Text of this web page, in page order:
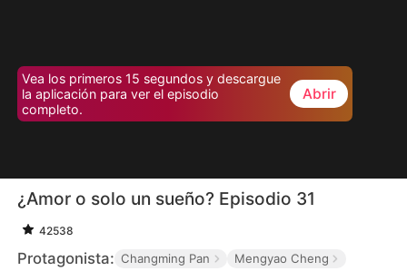
Vea los primeros 15 segundos y descargue
la aplicación para ver el episodio
completo.
Abrir
¿Amor o solo un sueño? Episodio 31
42538
Protagonista: Changming Pan Mengyao Cheng